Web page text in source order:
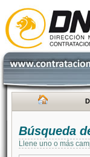
Búsqueda
Llene uno o más